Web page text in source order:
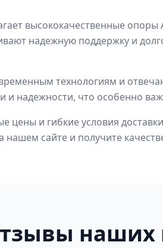
высококачественные опоры
надежную поддержку и
технологиям и
и надежности, что особенно
цены и гибкие условия
сайте и получите
наших